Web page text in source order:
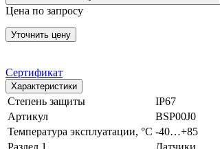
Цена по запросу
Уточнить цену
Сертификат
Характеристики
Степень защиты
IP67
Артикул
BSP00J0
Температура эксплуатации, °С -40…+85
Раздел 1
Датчики